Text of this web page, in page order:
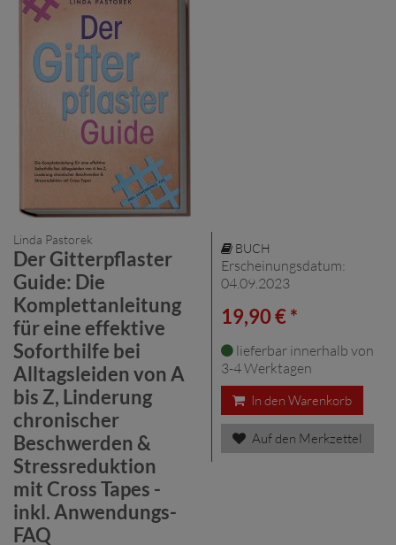
Linda Pastorek
Der Gitterpflaster
Guide: Die
Komplettanleitung
für eine effektive
Soforthilfe bei
Alltagsleiden von A
bis Z, Linderung
chronischer
Beschwerden &
Stressreduktion
mit Cross Tapes -
inkl. Anwendungs-
FAQ
BUCH
Erscheinungsdatum:
04.09.2023
19,90 € *
lieferbar innerhalb von
3-4 Werktagen
In den Warenkorb
Auf den Merkzettel